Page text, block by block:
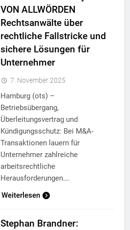
VON ALLWÖRDEN
Rechtsanwälte über
rechtliche Fallstricke und
sichere Lösungen für
Unternehmer
7. November 2025
Hamburg (ots) –
Betriebsübergang,
Überleitungsvertrag und
Kündigungsschutz: Bei M&A-
Transaktionen lauern für
Unternehmer zahlreiche
arbeitsrechtliche
Herausforderungen….
Weiterlesen
Stephan Brandner: